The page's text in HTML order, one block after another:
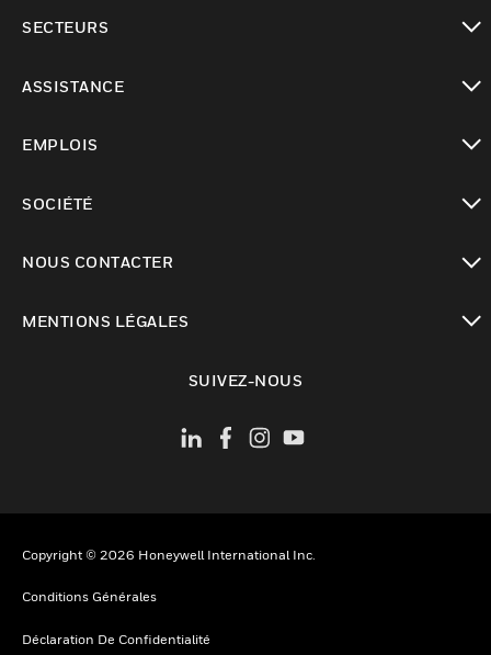
SECTEURS
ASSISTANCE
EMPLOIS
SOCIÉTÉ
NOUS CONTACTER
MENTIONS LÉGALES
SUIVEZ-NOUS
Copyright © 2026 Honeywell International Inc.
Conditions Générales
Déclaration De Confidentialité